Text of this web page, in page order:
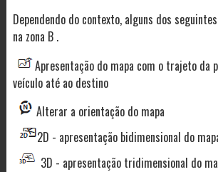
Dependendo do contexto, alguns dos
na zona B .
Apresentação do mapa com o trajeto da
veículo até ao destino
Alterar a orientação do mapa
2D - apresentação bidimensional do
3D - apresentação tridimensional do